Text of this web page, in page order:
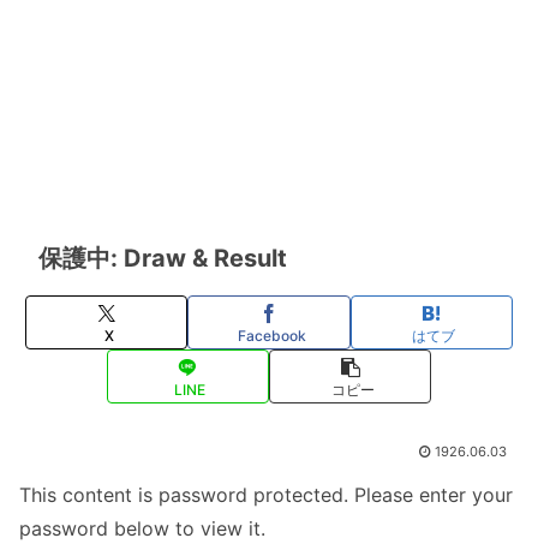
保護中: Draw & Result
X Facebook はてブ
LINE コピー
1926.06.03
This content is password protected. Please enter your
password below to view it.